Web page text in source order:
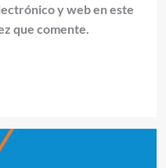
y web en este
que comente.